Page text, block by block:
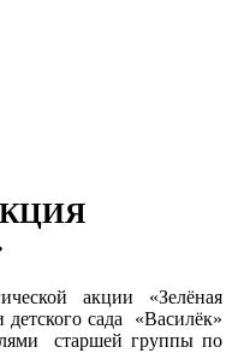
акции «Зелёная
детского сада «Василёк»
старшей группы по